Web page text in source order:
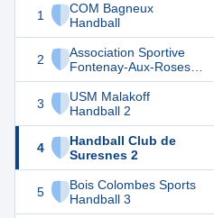
1
COM Bagneux
Handball
2
Association Sportive
Fontenay-Aux-Roses
Handball 2
3
USM Malakoff
Handball 2
4
Handball Club de
Suresnes 2
5
Bois Colombes Sports
Handball 3
32
29
28 14